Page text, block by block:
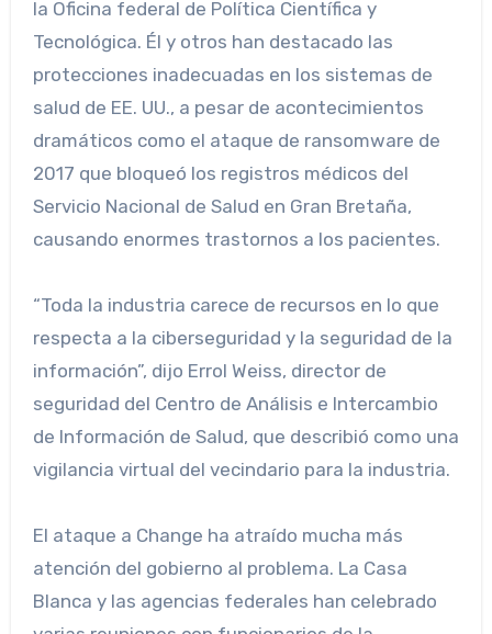
la Oficina federal de Política Científica y
Tecnológica. Él y otros han destacado las
protecciones inadecuadas en los sistemas de
salud de EE. UU., a pesar de acontecimientos
dramáticos como el ataque de ransomware de
2017 que bloqueó los registros médicos del
Servicio Nacional de Salud en Gran Bretaña,
causando enormes trastornos a los pacientes.
“Toda la industria carece de recursos en lo que
respecta a la ciberseguridad y la seguridad de la
información”, dijo Errol Weiss, director de
seguridad del Centro de Análisis e Intercambio
de Información de Salud, que describió como una
vigilancia virtual del vecindario para la industria.
El ataque a Change ha atraído mucha más
atención del gobierno al problema. La Casa
Blanca y las agencias federales han celebrado